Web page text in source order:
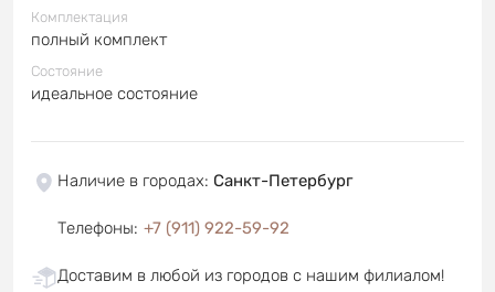
Комплектация
полный комплект
Состояние
идеальное состояние
Наличие в городах: Санкт-Петербург
Телефоны: +7 (911) 922-59-92
Доставим в любой из городов с нашим филиалом!